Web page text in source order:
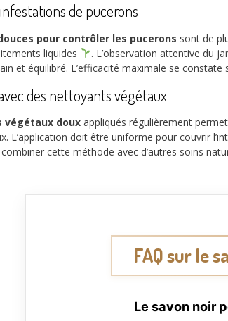
de pucerons
pour contrôler les pucerons sont de
liquides
. L’observation attentive du
et équilibré. L’efficacité maximale se
des nettoyants végétaux
doux appliqués régulièrement
L’application doit être uniforme pour couvrir
cette méthode avec d’autres soins
FAQ sur le
Le savon noir